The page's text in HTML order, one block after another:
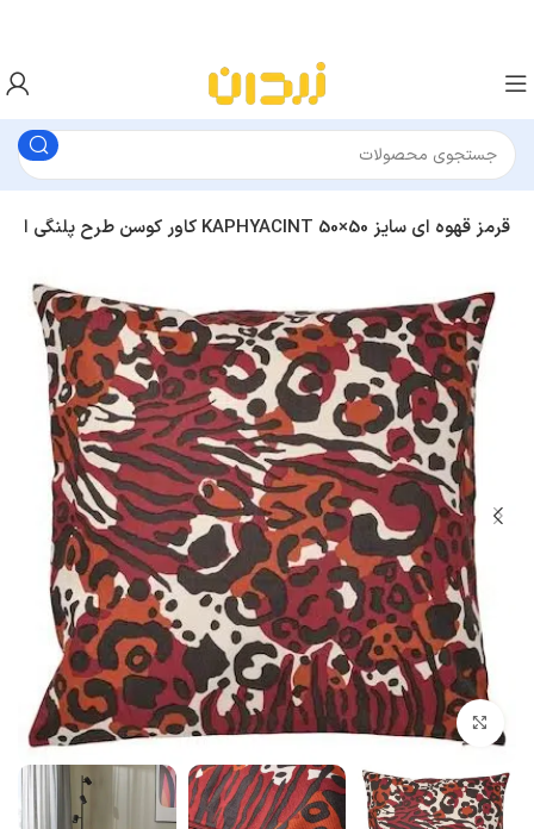
کاور کوسن طرح پلنگی ایکیا KAPHYACINT قرمز قهوه ای سایز 50×50
بزرگنمایی تصویر